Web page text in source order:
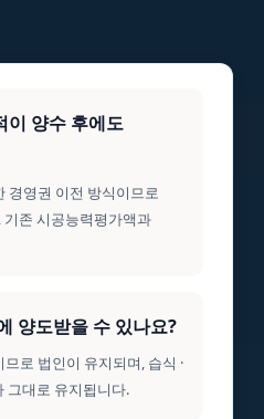
이 양수 후에도
경영권 이전 방식이므로
존 시공능력평가액과
양도받을 수 있나요?
로 법인이 유지되며, 습식 ·
그대로 유지됩니다.